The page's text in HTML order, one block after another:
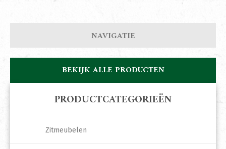
NAVIGATIE
BEKIJK ALLE PRODUCTEN
PRODUCTCATEGORIEËN
Zitmeubelen